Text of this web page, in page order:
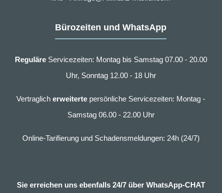
Bürozeiten und WhatsApp
ReguläreServicezeiten: Montag bis Samstag 07.00 - 20.00
Uhr, Sonntag 12.00 - 18 Uhr
Vertraglicherweiterte persönliche Servicezeiten: Montag -
Samstag 06.00 - 22.00 Uhr
Online-Tarifierung und Schadensmeldungen: 24h (24/7)
Sie erreichen uns ebenfalls 24/7 über WhatsApp-CHAT